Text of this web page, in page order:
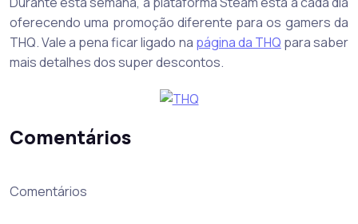
oferecendo uma promoção diferente para os gamers da
THQ. Vale a pena ficar ligado na página da THQ para saber
mais detalhes dos super descontos.
Comentários
Comentários